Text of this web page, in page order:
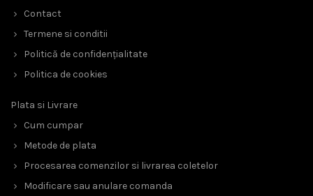
Contact
Termene si conditii
Politică de confidențialitate
Politica de cookies
Plata si Livrare
Cum cumpar
Metode de plata
Procesarea comenzilor si livrarea coletelor
Modificare sau anulare comanda